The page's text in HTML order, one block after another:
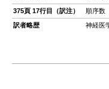
375頁 17行目（訳注）
順序数
訳者略歴
神経医